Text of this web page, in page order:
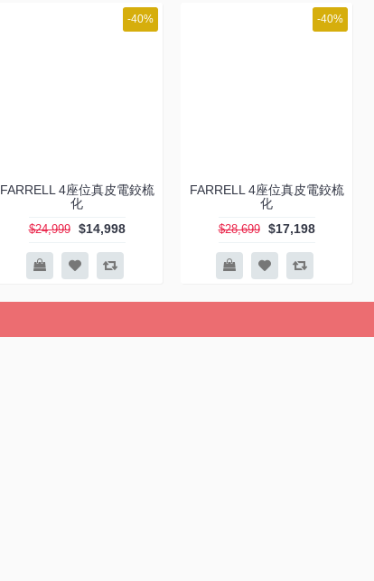
-40%
FARRELL 4座位真皮電鉸梳
化
$24,999 $14,998
-40%
FARRELL 4座位真皮電鉸梳
化
$28,699 $17,198